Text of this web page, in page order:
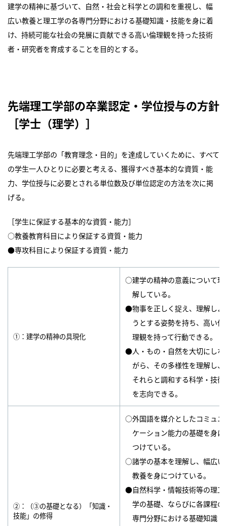
建学の精神に基づいて、自然・社会と科学との調和を重視し、幅
広い教養と理工学の各専門分野における基礎知識・技能を身に着
け、持続可能な社会の発展に貢献できる高い倫理観を持った技術
者・研究者を育成することを目的とする。
先端理工学部の卒業認定・学位授与の方針
［学士（理学）］
先端理工学部の「教育理念・目的」を達成していくために、すべて
の学生一人ひとりに必要と考える、獲得すべき基本的な資質・能
力、学位授与に必要とされる単位数及び単位認定の方法を次に掲
げる。
［学生に保証する基本的な資質・能力］
○教養教育科目により保証する資質・能力
●専攻科目により保証する資質・能力
①：建学の精神の具現化
○建学の精神の意義について理
解している。
●物事を正しく捉え、理解しよ
うとする姿勢を持ち、高い倫
理観を持って行動できる。
●人・もの・自然を大切にしな
がら、その多様性を理解し、
それらと調和する科学・技術
を志向できる。
②：（③の基礎となる）「知識・
技能」の修得
○外国語を媒介としたコミュニ
ケーション能力の基礎を身に
つけている。
○諸学の基本を理解し、幅広い
教養を身につけている。
●自然科学・情報技術等の理工
学の基礎、ならびに各課程の
専門分野における基礎知識・